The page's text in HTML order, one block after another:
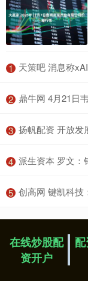
1 天策吧 消息称xAI
2 鼎牛网 4月21日
3 扬帆配资 开放发
4 派生资本 罗文：针对部分领
5 创高网 键凯科技
在线炒股配
资开户